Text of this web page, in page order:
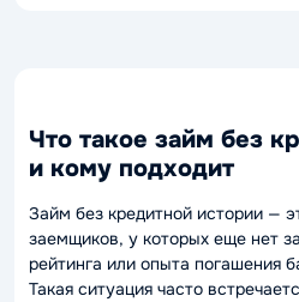
Что такое займ без
и кому подходит
Займ без кредитной истории —
заемщиков, у которых еще нет
рейтинга или опыта погашения
Такая ситуация часто